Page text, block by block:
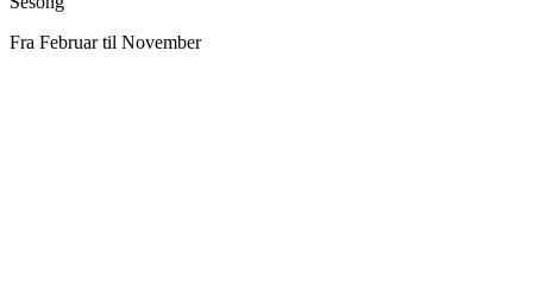
Fra Februar til November